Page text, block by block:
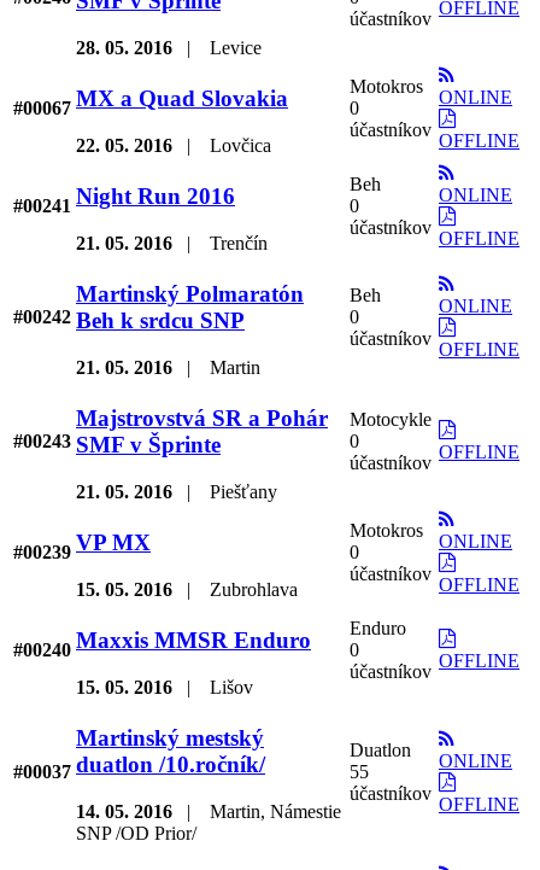
28. 05. 2016 | Levice
účastníkov
OFFLINE
#00067 MX a Quad Slovakia
22. 05. 2016 | Lovčica
Motokros
0
účastníkov
ONLINE
OFFLINE
#00241 Night Run 2016
21. 05. 2016 | Trenčín
Beh
0
účastníkov
ONLINE
OFFLINE
#00242
Martinský Polmaratón
Beh k srdcu SNP
21. 05. 2016 | Martin
Beh
0
účastníkov
ONLINE
OFFLINE
#00243
Majstrovstvá SR a Pohár
SMF v Šprinte
21. 05. 2016 | Piešťany
Motocykle
0
účastníkov
OFFLINE
#00239 VP MX
15. 05. 2016 | Zubrohlava
Motokros
0
účastníkov
ONLINE
OFFLINE
#00240 Maxxis MMSR Enduro
15. 05. 2016 | Lišov
Enduro
0
účastníkov
OFFLINE
#00037
Martinský mestský
duatlon /10.ročník/
14. 05. 2016 |
Martin, Námestie
SNP /OD Prior/
Duatlon
55
účastníkov
ONLINE
OFFLINE